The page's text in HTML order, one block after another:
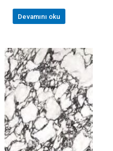
Devamını oku